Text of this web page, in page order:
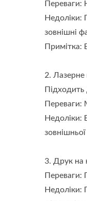
Переваги:
Недоліки:
зовнішні
Примітка:
2. Лазерне
Підходить
Переваги:
Недоліки:
3. Друк на
Переваги:
Недоліки: